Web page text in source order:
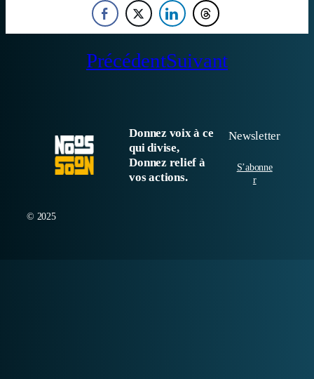
PrécédentSuivant
Donnez voix à ce
qui divise,
Donnez relief à
vos actions.
Newsletter
S’abonne
r
© 2025